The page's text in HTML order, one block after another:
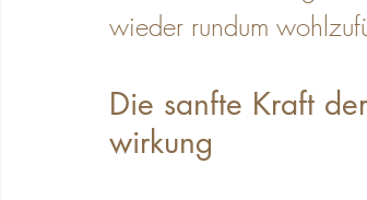
wieder rundum
Die sanfte Kraft
wirkung